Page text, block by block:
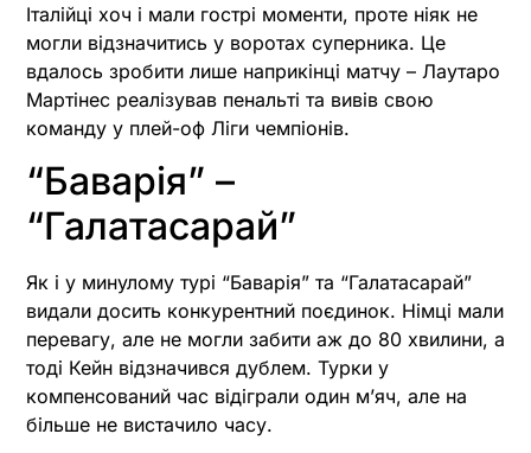
Італійці хоч і мали гострі моменти, проте ніяк не
могли відзначитись у воротах суперника. Це
вдалось зробити лише наприкінці матчу – Лаутаро
Мартінес реалізував пенальті та вивів свою
команду у плей-оф Ліги чемпіонів.
“Баварія” –
“Галатасарай”
Як і у минулому турі “Баварія” та “Галатасарай”
видали досить конкурентний поєдинок. Німці мали
перевагу, але не могли забити аж до 80 хвилини, а
тоді Кейн відзначився дублем. Турки у
компенсований час відіграли один м’яч, але на
більше не вистачило часу.